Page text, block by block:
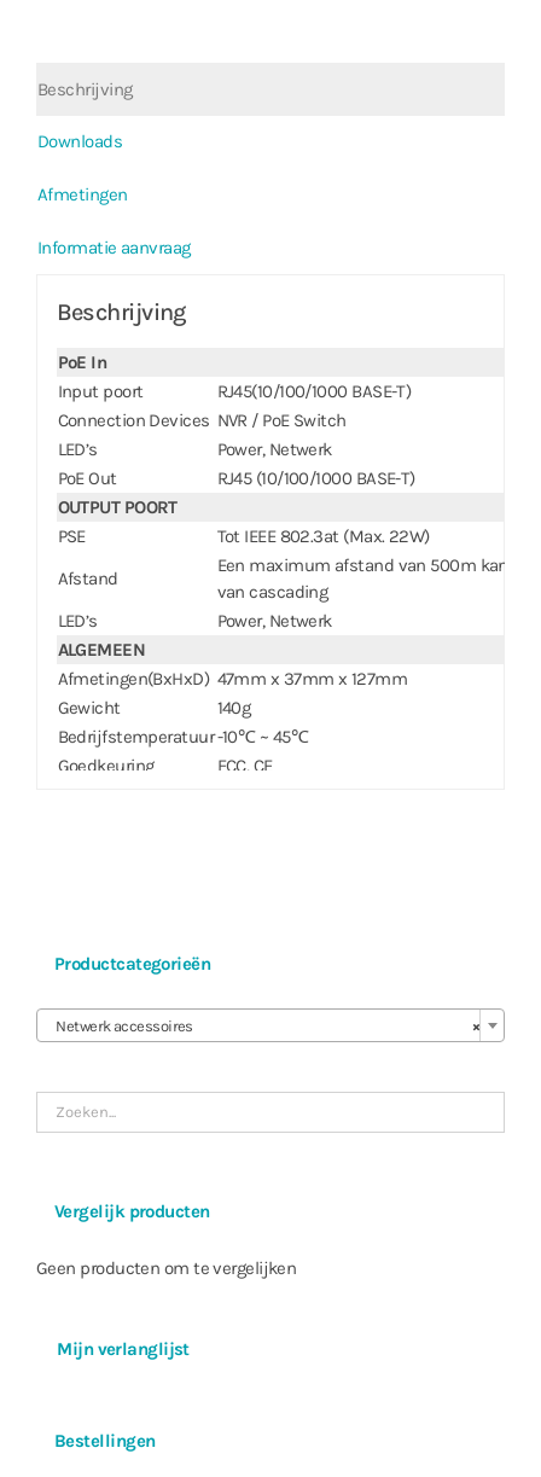
Beschrijving
Downloads
Afmetingen
Informatie aanvraag
Beschrijving
PoE In
Input poort
RJ45(10/100/1000 BASE-T)
Connection Devices NVR / PoE Switch
LED’s
Power, Netwerk
PoE Out
RJ45 (10/100/1000 BASE-T)
OUTPUT POORT
PSE
Tot IEEE 802.3at (Max. 22W)
Afstand
Een maximum afstand van 500m kan
van cascading
LED’s
Power, Netwerk
ALGEMEEN
Afmetingen(BxHxD) 47mm x 37mm x 127mm
Gewicht
140g
Bedrijfstemperatuur-10℃ ~ 45℃
Goedkeuring
FCC, CE
Productcategorieën
×
Netwerk accessoires
Vergelijk producten
Geen producten om te vergelijken
Mijn verlanglijst
Bestellingen